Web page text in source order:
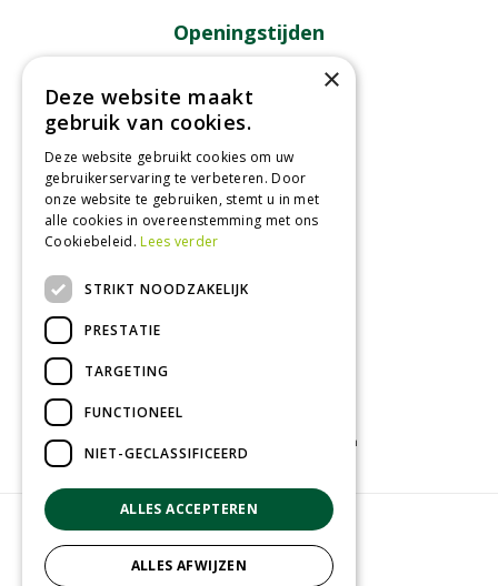
Openingstijden
09:00 - 18:00
Dinsdag
Woensdag
Donderdag
09:00 - 18:00
Vrijdag
09:00 - 18:00
Zaterdag
09:00 - 17:00
Toon alle openingstijden
Tuinplanten
© Groenrijk Assen
Green Solutions
×
Deze website maakt
gebruik van cookies.
Deze website gebruikt cookies om uw
gebruikerservaring te verbeteren. Door
onze website te gebruiken, stemt u in met
alle cookies in overeenstemming met ons
Cookiebeleid.Lees verder
STRIKT NOODZAKELIJK
PRESTATIE
TARGETING
FUNCTIONEEL
NIET-GECLASSIFICEERD
ALLES ACCEPTEREN
ALLES AFWIJZEN